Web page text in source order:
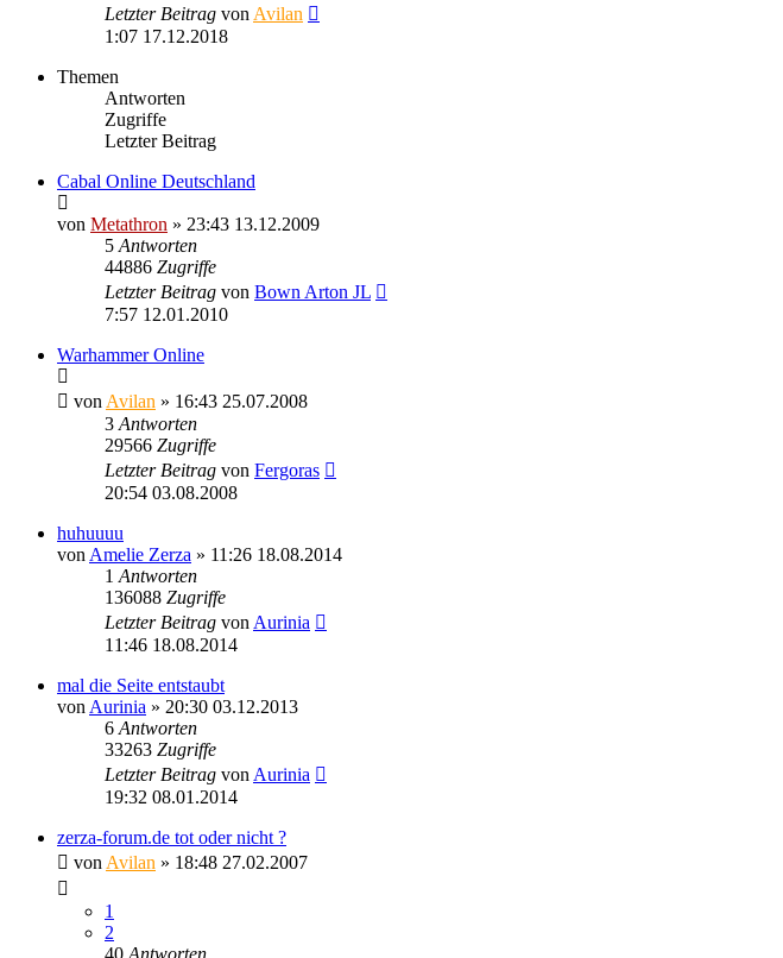
Letzter Beitrag von Avilan
1:07 17.12.2018
Themen
Antworten
Zugriffe
Letzter Beitrag
Cabal Online Deutschland
von Metathron » 23:43 13.12.2009
5 Antworten
44886 Zugriffe
Letzter Beitrag von Bown Arton JL
7:57 12.01.2010
Warhammer Online
von Avilan » 16:43 25.07.2008
3 Antworten
29566 Zugriffe
Letzter Beitrag von Fergoras
20:54 03.08.2008
huhuuuu
von Amelie Zerza » 11:26 18.08.2014
1 Antworten
136088 Zugriffe
Letzter Beitrag von Aurinia
11:46 18.08.2014
mal die Seite entstaubt
von Aurinia » 20:30 03.12.2013
6 Antworten
33263 Zugriffe
Letzter Beitrag von Aurinia
19:32 08.01.2014
zerza-forum.de tot oder nicht ?
von Avilan » 18:48 27.02.2007
1
2
40 Antworten